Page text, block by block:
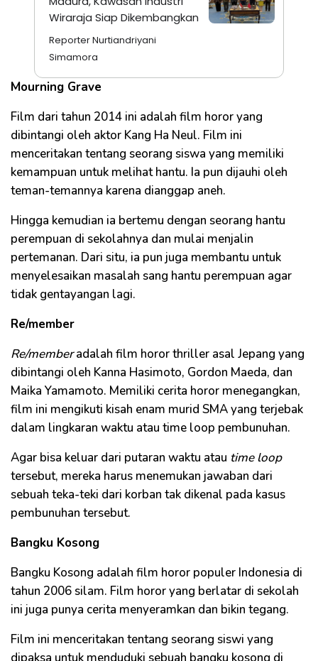
Wiraraja Siap Dikembangkan
Reporter Nurtiandriyani
Simamora
Mourning Grave
Film dari tahun 2014 ini adalah film horor yang
dibintangi oleh aktor Kang Ha Neul. Film ini
menceritakan tentang seorang siswa yang memiliki
kemampuan untuk melihat hantu. Ia pun dijauhi oleh
teman-temannya karena dianggap aneh.
Hingga kemudian ia bertemu dengan seorang hantu
perempuan di sekolahnya dan mulai menjalin
pertemanan. Dari situ, ia pun juga membantu untuk
menyelesaikan masalah sang hantu perempuan agar
tidak gentayangan lagi.
Re/member
Re/memberadalah film horor thriller asal Jepang yang
dibintangi oleh Kanna Hasimoto, Gordon Maeda, dan
Maika Yamamoto. Memiliki cerita horor menegangkan,
film ini mengikuti kisah enam murid SMA yang terjebak
dalam lingkaran waktu atau time loop pembunuhan.
Agar bisa keluar dari putaran waktu atau time loop
tersebut, mereka harus menemukan jawaban dari
sebuah teka-teki dari korban tak dikenal pada kasus
pembunuhan tersebut.
Bangku Kosong
Bangku Kosong adalah film horor populer Indonesia di
tahun 2006 silam. Film horor yang berlatar di sekolah
ini juga punya cerita menyeramkan dan bikin tegang.
Film ini menceritakan tentang seorang siswi yang